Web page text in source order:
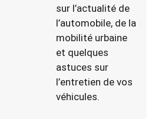
sur l’actualité de
l’automobile, de la
mobilité urbaine
et quelques
astuces sur
l’entretien de vos
véhicules.